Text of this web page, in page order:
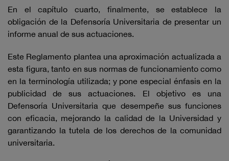
En el capítulo cuarto, finalmente, se establece la
obligación de la Defensoría Universitaria de presentar un
informe anual de sus actuaciones.
Este Reglamento plantea una aproximación actualizada a
esta figura, tanto en sus normas de funcionamiento como
en la terminología utilizada; y pone especial énfasis en la
publicidad de sus actuaciones. El objetivo es una
Defensoría Universitaria que desempeñe sus funciones
con eficacia, mejorando la calidad de la Universidad y
garantizando la tutela de los derechos de la comunidad
universitaria.